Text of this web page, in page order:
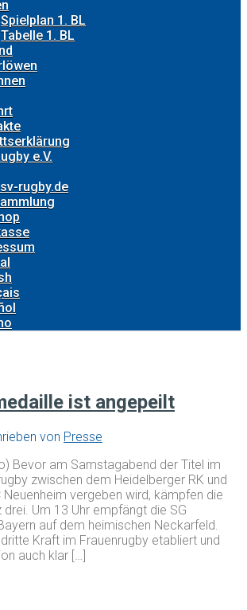
Spielplan 1. BL
Tabelle 1. BL
e.V.
rugby.de
ist angepeilt
von Presse
Bevor am Samstagabend der Titel im
zwischen dem Heidelberger RK und
Neuenheim vergeben wird, kämpfen die
Um 13 Uhr empfängt die SG
auf dem heimischen Neckarfeld.
dritte Kraft im Frauenrugby etabliert und
auch klar […]